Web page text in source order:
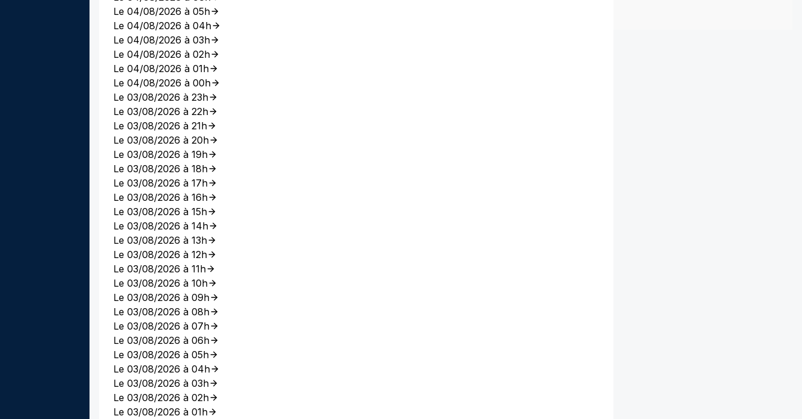
Le 04/08/2026 à 05h
Le 04/08/2026 à 04h
Le 04/08/2026 à 03h
Le 04/08/2026 à 02h
Le 04/08/2026 à 01h
Le 04/08/2026 à 00h
Le 03/08/2026 à 23h
Le 03/08/2026 à 22h
Le 03/08/2026 à 21h
Le 03/08/2026 à 20h
Le 03/08/2026 à 19h
Le 03/08/2026 à 18h
Le 03/08/2026 à 17h
Le 03/08/2026 à 16h
Le 03/08/2026 à 15h
Le 03/08/2026 à 14h
Le 03/08/2026 à 13h
Le 03/08/2026 à 12h
Le 03/08/2026 à 11h
Le 03/08/2026 à 10h
Le 03/08/2026 à 09h
Le 03/08/2026 à 08h
Le 03/08/2026 à 07h
Le 03/08/2026 à 06h
Le 03/08/2026 à 05h
Le 03/08/2026 à 04h
Le 03/08/2026 à 03h
Le 03/08/2026 à 02h
Le 03/08/2026 à 01h